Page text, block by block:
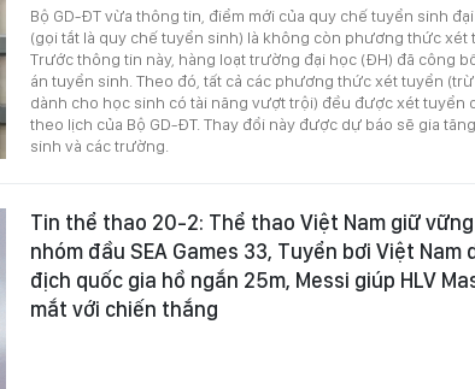
Bộ GD-ĐT vừa thông tin, điểm mới của quy chế tuyển sinh
(gọi tắt là quy chế tuyển sinh) là không còn phương thức xét
Trước thông tin này, hàng loạt trường đại học (ĐH) đã công
án tuyển sinh. Theo đó, tất cả các phương thức xét tuyển
dành cho học sinh có tài năng vượt trội) đều được xét tuyển
theo lịch của Bộ GD-ĐT. Thay đổi này được dự báo sẽ gia
sinh và các trường.
Tin thể thao 20-2: Thể thao Việt Nam giữ
nhóm đầu SEA Games 33, Tuyển bơi Việt Nam
địch quốc gia hồ ngắn 25m, Messi giúp HLV
mắt với chiến thắng